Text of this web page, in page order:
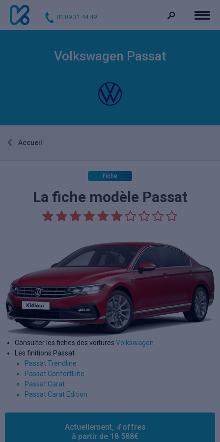
01 89 31 44 49
Volkswagen Passat
Accueil
Fiche
La fiche modèle Passat
Consulter les fiches des voitures Volkswagen
Les finitions Passat :
Passat Trendline
Passat ConfortLine
Passat Carat
Passat Carat Edition
Actuellement, 4offres
à partir de 18 588€